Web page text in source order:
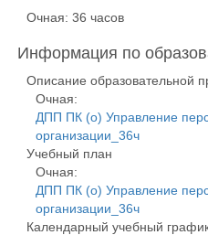
Очная: 36 часов
Информация по
Описание образовательной
Очная:
ДПП ПК (о) Управление
организации_36ч
Учебный план
Очная:
ДПП ПК (о) Управление
организации_36ч
Календарный учебный